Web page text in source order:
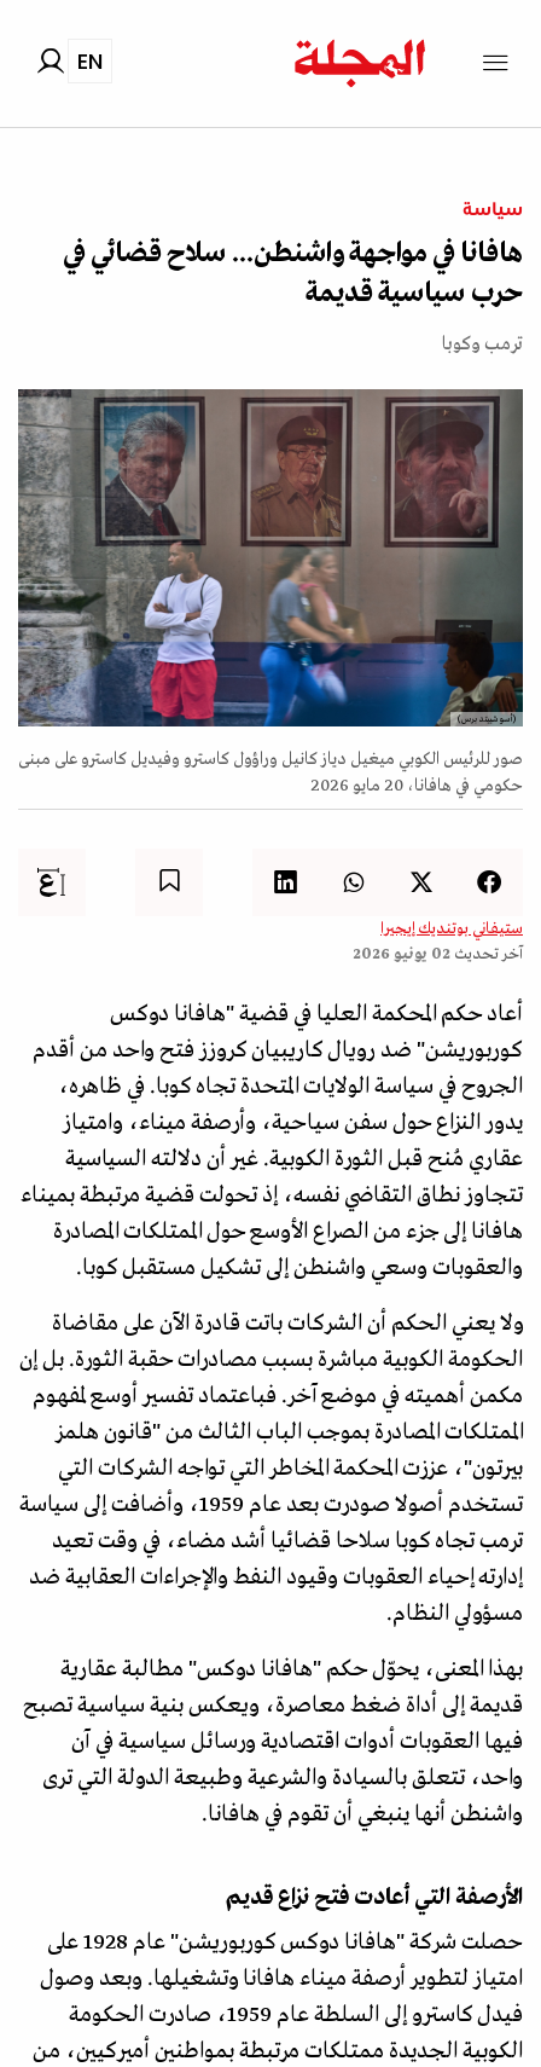
EN
سياسة
هافانا في مواجهة واشنطن... سلاح قضائي في
حرب سياسية قديمة
ترمب وكوبا
(أسوشييتد برس)
صور للرئيس الكوبي ميغيل دياز كانيل وراؤول كاسترو وفيديل كاسترو على مبنى
حكومي في هافانا، 20 مايو 2026
ستيفاني بوتنديك إيجيرا
آخر تحديث 02 يونيو 2026
أعاد حكم المحكمة العليا في قضية "هافانا دوكس
كوربوريشن" ضد رويال كاريبيان كروزز فتح واحد من أقدم
الجروح في سياسة الولايات المتحدة تجاه كوبا. في ظاهره،
يدور النزاع حول سفن سياحية، وأرصفة ميناء، وامتياز
عقاري مُنح قبل الثورة الكوبية. غير أن دلالته السياسية
تتجاوز نطاق التقاضي نفسه، إذ تحولت قضية مرتبطة بميناء
هافانا إلى جزء من الصراع الأوسع حول الممتلكات المصادرة
والعقوبات وسعي واشنطن إلى تشكيل مستقبل كوبا.
ولا يعني الحكم أن الشركات باتت قادرة الآن على مقاضاة
الحكومة الكوبية مباشرة بسبب مصادرات حقبة الثورة. بل إن
مكمن أهميته في موضع آخر. فباعتماد تفسير أوسع لمفهوم
الممتلكات المصادرة بموجب الباب الثالث من "قانون هلمز
بيرتون"، عززت المحكمة المخاطر التي تواجه الشركات التي
تستخدم أصولا صودرت بعد عام 1959، وأضافت إلى سياسة
ترمب تجاه كوبا سلاحا قضائيا أشد مضاء، في وقت تعيد
إدارته إحياء العقوبات وقيود النفط والإجراءات العقابية ضد
مسؤولي النظام.
بهذا المعنى، يحوّل حكم "هافانا دوكس" مطالبة عقارية
قديمة إلى أداة ضغط معاصرة، ويعكس بنية سياسية تصبح
فيها العقوبات أدوات اقتصادية ورسائل سياسية في آن
واحد، تتعلق بالسيادة والشرعية وطبيعة الدولة التي ترى
واشنطن أنها ينبغي أن تقوم في هافانا.
الأرصفة التي أعادت فتح نزاع قديم
حصلت شركة "هافانا دوكس كوربوريشن" عام 1928 على
امتياز لتطوير أرصفة ميناء هافانا وتشغيلها. وبعد وصول
فيدل كاسترو إلى السلطة عام 1959، صادرت الحكومة
الكوبية الجديدة ممتلكات مرتبطة بمواطنين أميركيين، من